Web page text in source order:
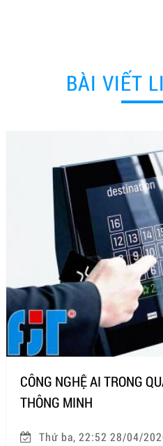
BÀI VIẾT
CÔNG NGHỆ AI TRONG
THÔNG MINH
Thứ ba, 22:52 28/04/